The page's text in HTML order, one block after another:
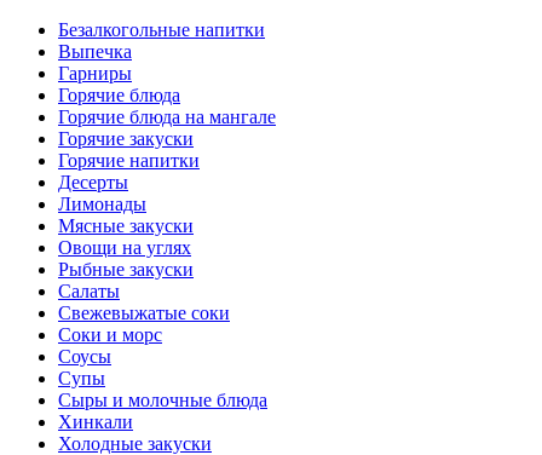
Безалкогольные напитки
Выпечка
Гарниры
Горячие блюда
Горячие блюда на мангале
Горячие закуски
Горячие напитки
Десерты
Лимонады
Мясные закуски
Овощи на углях
Рыбные закуски
Салаты
Свежевыжатые соки
Соки и морс
Соусы
Супы
Сыры и молочные блюда
Хинкали
Холодные закуски